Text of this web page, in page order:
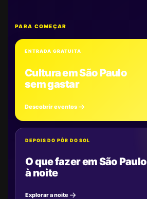
PARA COMEÇAR
ENTRADA GRATUITA
Cultura em São Paulo
sem gastar
Descobrir eventos
DEPOIS DO PÔR DO SOL
O que fazer em São Paulo
à noite
Explorar a noite